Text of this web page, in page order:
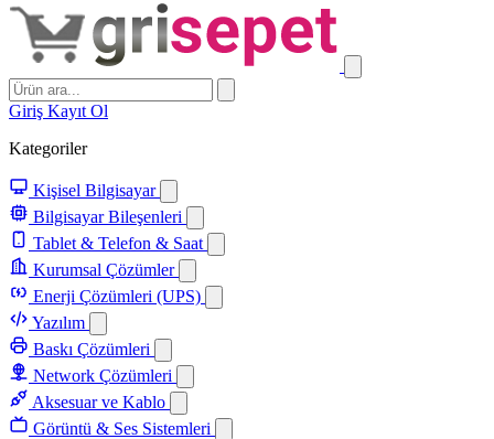
Giriş Kayıt Ol
Kategoriler
Kişisel Bilgisayar
Bilgisayar Bileşenleri
Tablet & Telefon & Saat
Kurumsal Çözümler
Enerji Çözümleri (UPS)
Yazılım
Baskı Çözümleri
Network Çözümleri
Aksesuar ve Kablo
Görüntü & Ses Sistemleri